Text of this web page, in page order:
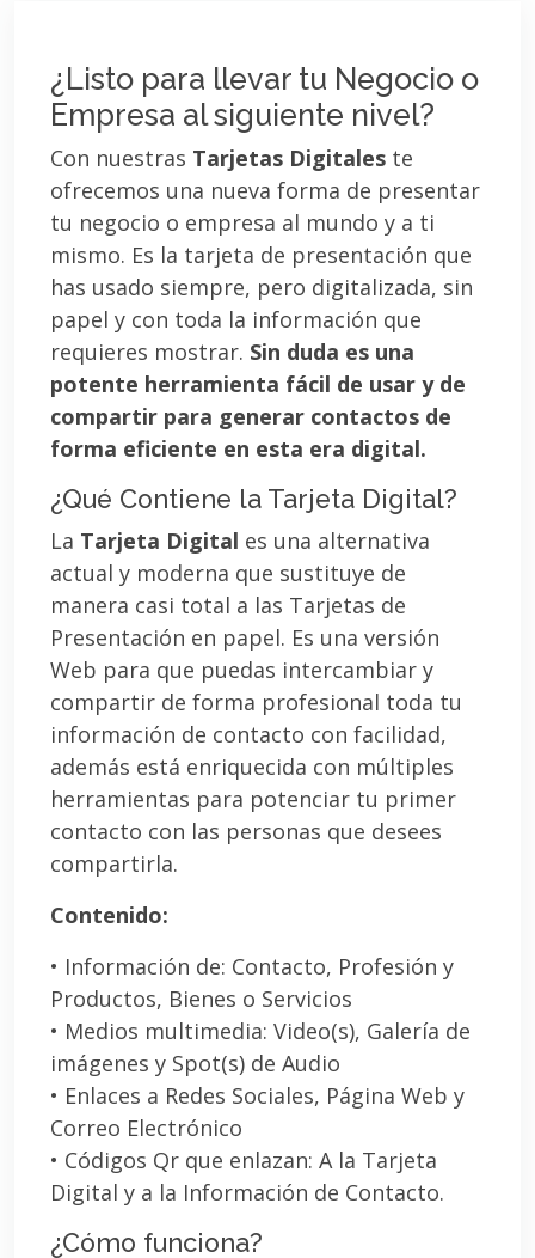
¿Listo para llevar tu Negocio o
Empresa al siguiente nivel?
Con nuestras Tarjetas Digitales te
ofrecemos una nueva forma de presentar
tu negocio o empresa al mundo y a ti
mismo. Es la tarjeta de presentación que
has usado siempre, pero digitalizada, sin
papel y con toda la información que
requieres mostrar. Sin duda es una
potente herramienta fácil de usar y de
compartir para generar contactos de
forma eficiente en esta era digital.
¿Qué Contiene la Tarjeta Digital?
La Tarjeta Digital es una alternativa
actual y moderna que sustituye de
manera casi total a las Tarjetas de
Presentación en papel. Es una versión
Web para que puedas intercambiar y
compartir de forma profesional toda tu
información de contacto con facilidad,
además está enriquecida con múltiples
herramientas para potenciar tu primer
contacto con las personas que desees
compartirla.
Contenido:
• Información de: Contacto, Profesión y
Productos, Bienes o Servicios
• Medios multimedia: Video(s), Galería de
imágenes y Spot(s) de Audio
• Enlaces a Redes Sociales, Página Web y
Correo Electrónico
• Códigos Qr que enlazan: A la Tarjeta
Digital y a la Información de Contacto.
¿Cómo funciona?